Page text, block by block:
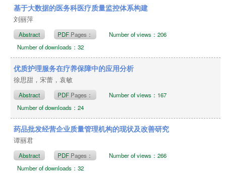
基于大数据的医务科医疗质量监控体系构建
刘丽萍
Abstract PDF Pages：
Number of views：206
Number of downloads：32
优质护理服务在疗养保障中的应用分析
徐思甜，宋蕾，袁敏
Abstract PDF Pages：
Number of views：167
Number of downloads：24
药品批发经营企业质量管理机构的现状及改善研究
谭丽君
Abstract PDF Pages：
Number of views：266
Number of downloads：32